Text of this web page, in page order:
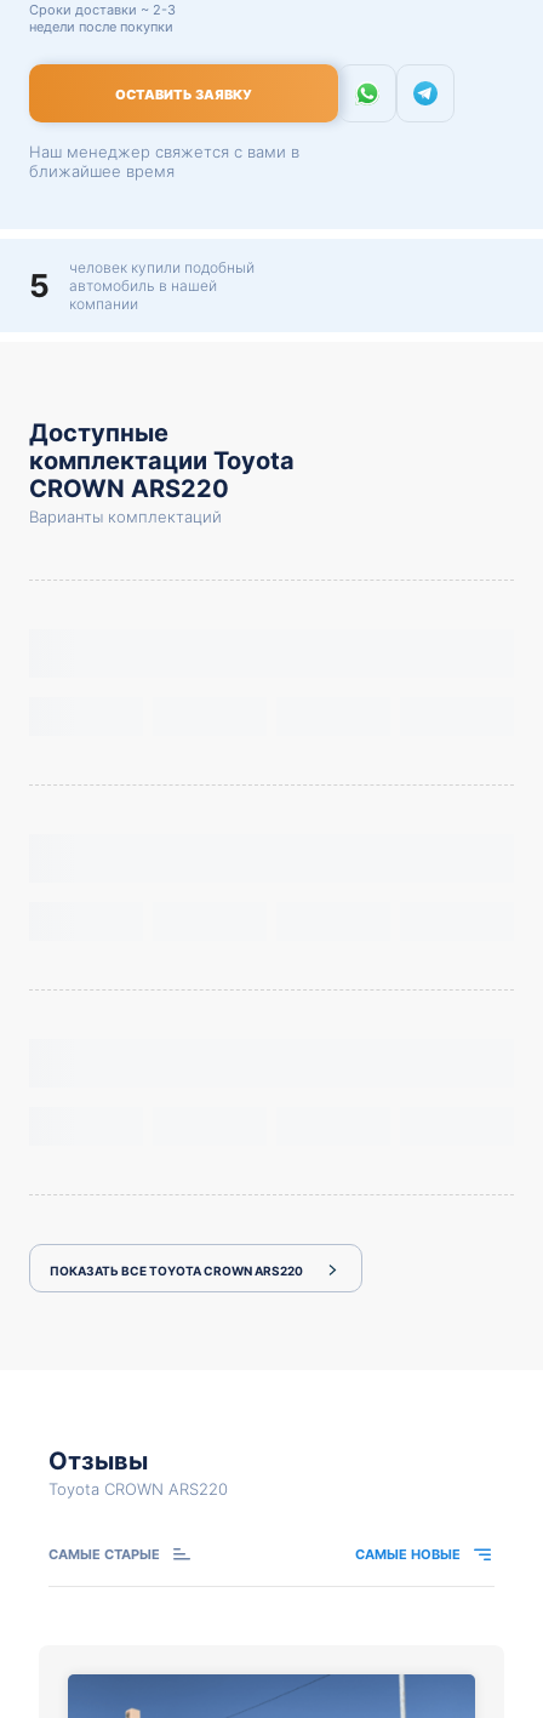
Сроки доставки ~ 2-3
недели после покупки
ОСТАВИТЬ ЗАЯВКУ
Наш менеджер свяжется с вами в
ближайшее время
5
человек купили подобный
автомобиль в нашей
компании
Доступные
комплектации Toyota
CROWN ARS220
Варианты комплектаций
ПОКАЗАТЬ ВСЕ TOYOTA CROWN ARS220
Отзывы
Toyota CROWN ARS220
САМЫЕ СТАРЫЕ САМЫЕ НОВЫЕ